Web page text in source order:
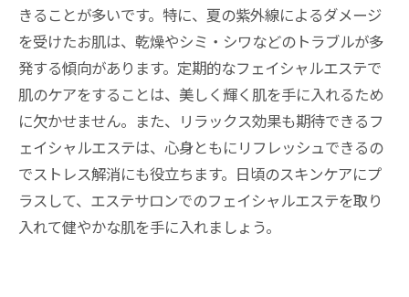
きることが多いです。特に、夏の紫外線によるダメージ
を受けたお肌は、乾燥やシミ・シワなどのトラブルが多
発する傾向があります。定期的なフェイシャルエステで
肌のケアをすることは、美しく輝く肌を手に入れるため
に欠かせません。また、リラックス効果も期待できるフ
ェイシャルエステは、心身ともにリフレッシュできるの
でストレス解消にも役立ちます。日頃のスキンケアにプ
ラスして、エステサロンでのフェイシャルエステを取り
入れて健やかな肌を手に入れましょう。